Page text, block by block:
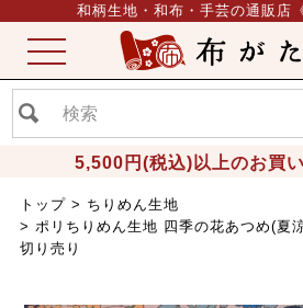
和柄生地・和布・手芸の通販店
5,500円(税込)以上のお買
ME
NU
トップ
ちりめん生地
ポリちりめん生地 四季の花あつめ(夏
切り売り